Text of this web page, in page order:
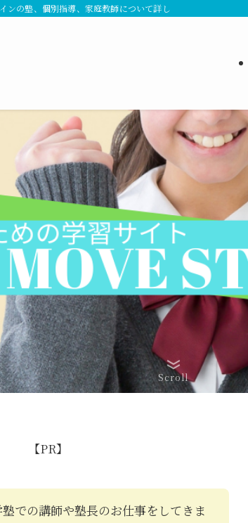
ンの塾、個別指導、家庭教師について詳しく特集していま
Scroll
【PR】
での講師や塾長のお仕事をしてきま